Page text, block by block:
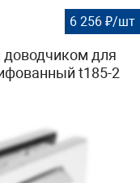
6 256 ₽/шт
для
t185-2